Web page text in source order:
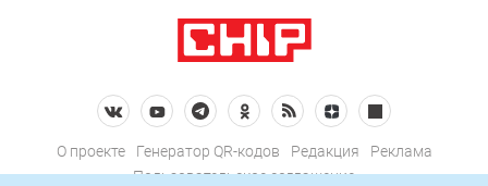
О проекте Генератор QR-кодов Редакция
Реклама
Пользовательское соглашение